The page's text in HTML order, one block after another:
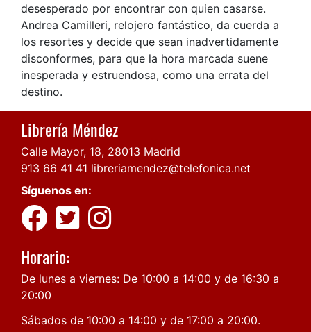
desesperado por encontrar con quien casarse.
Andrea Camilleri, relojero fantástico, da cuerda a
los resortes y decide que sean inadvertidamente
disconformes, para que la hora marcada suene
inesperada y estruendosa, como una errata del
destino.
Librería Méndez
Calle Mayor, 18, 28013 Madrid
913 66 41 41 libreriamendez@telefonica.net
Síguenos en:
Horario:
De lunes a viernes: De 10:00 a 14:00 y de 16:30 a
20:00
Sábados de 10:00 a 14:00 y de 17:00 a 20:00.